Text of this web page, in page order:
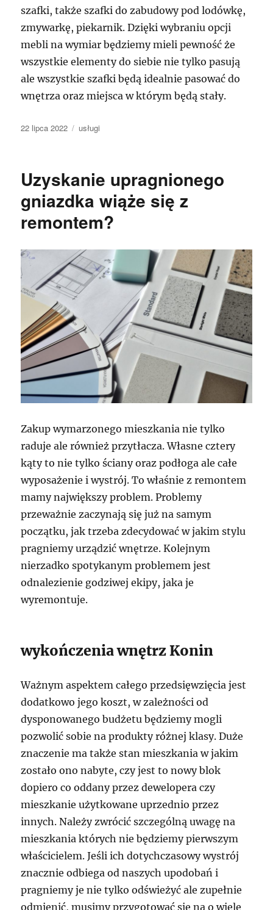
szafki, także szafki do zabudowy pod lodówkę,
zmywarkę, piekarnik. Dzięki wybraniu opcji
mebli na wymiar będziemy mieli pewność że
wszystkie elementy do siebie nie tylko pasują
ale wszystkie szafki będą idealnie pasować do
wnętrza oraz miejsca w którym będą stały.
Data
22 lipca 2022 Kategorie
usługi
Uzyskanie upragnionego
gniazdka wiąże się z
remontem?
Zakup wymarzonego mieszkania nie tylko
raduje ale również przytłacza. Własne cztery
kąty to nie tylko ściany oraz podłoga ale całe
wyposażenie i wystrój. To właśnie z remontem
mamy największy problem. Problemy
przeważnie zaczynają się już na samym
początku, jak trzeba zdecydować w jakim stylu
pragniemy urządzić wnętrze. Kolejnym
nierzadko spotykanym problemem jest
odnalezienie godziwej ekipy, jaka je
wyremontuje.
wykończenia wnętrz Konin
Ważnym aspektem całego przedsięwzięcia jest
dodatkowo jego koszt, w zależności od
dysponowanego budżetu będziemy mogli
pozwolić sobie na produkty różnej klasy. Duże
znaczenie ma także stan mieszkania w jakim
zostało ono nabyte, czy jest to nowy blok
dopiero co oddany przez dewelopera czy
mieszkanie użytkowane uprzednio przez
innych. Należy zwrócić szczególną uwagę na
mieszkania których nie będziemy pierwszym
właścicielem. Jeśli ich dotychczasowy wystrój
znacznie odbiega od naszych upodobań i
pragniemy je nie tylko odświeżyć ale zupełnie
odmienić, musimy przygotować się na o wiele